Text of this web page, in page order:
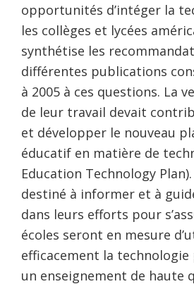
opportunités d’intéger la
les collèges et lycées
synthétise les
différentes publications
à 2005 à ces questions. La
de leur travail devait
et développer le nouveau
éducatif en matière de
Education Technology
destiné à informer et à
dans leurs efforts pour
écoles seront en mesure
efficacement la
un enseignement de haute